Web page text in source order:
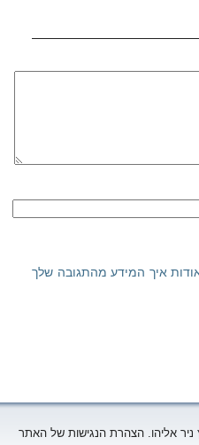
איך המידע מהתגובה שלך
ניר אליהו. הצהרת הנגישות של האתר